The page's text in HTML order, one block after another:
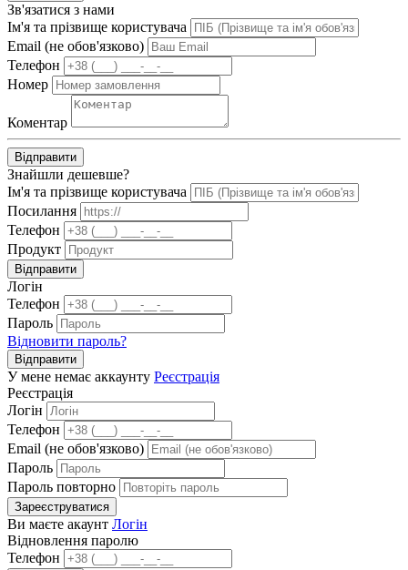
Зв'язатися з нами
Ім'я та прізвище користувача
Email (не обов'язково)
Телефон
Номер
Коментар
Відправити
Знайшли дешевше?
Ім'я та прізвище користувача
Посилання
Телефон
Продукт
Відправити
Логін
Телефон
Пароль
Відновити пароль?
Відправити
У мене немає аккаунту Реєстрація
Реєстрація
Логін
Телефон
Email (не обов'язково)
Пароль
Пароль повторно
Зареєструватися
Ви маєте акаунт Логін
Відновлення паролю
Телефон